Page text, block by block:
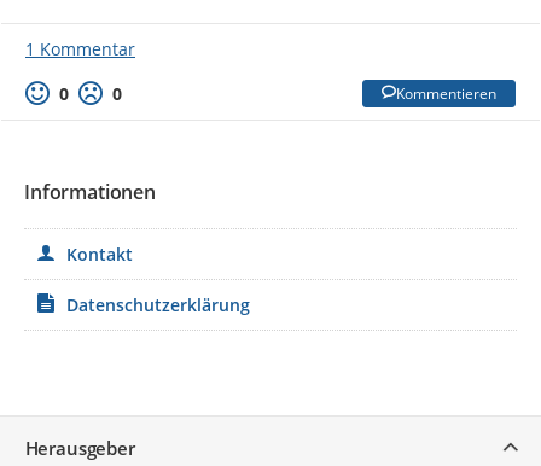
1 Kommentar
0
0 Kommentieren
Informationen
Kontakt
Datenschutzerklärung
Herausgeber